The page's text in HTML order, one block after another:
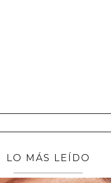
LO MÁS LEÍDO